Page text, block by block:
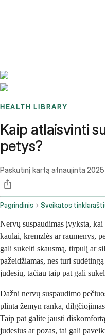
HEALTH LIBRARY
Kaip atlaisvinti
petys?
Paskutinį kartą atnaujinta 2025
Pagrindinis Sveikatos
Nervų suspaudimas įvyksta,
kaulai, kremzlės ar raumenys,
gali sukelti skausmą, tirpulį ar
pažeidžiamas, nes turi
judesių, tačiau taip pat gali
Dažni nervų suspaudimo
plinta žemyn ranka,
Taip pat galite jausti
judesius ar pozas, tai gali